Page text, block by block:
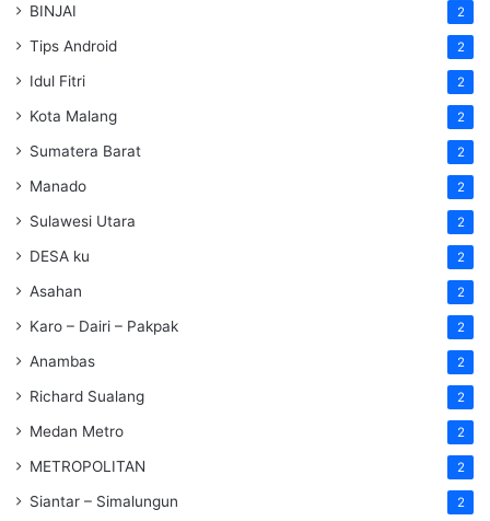
BINJAI 2
Tips Android 2
Idul Fitri 2
Kota Malang 2
Sumatera Barat 2
Manado 2
Sulawesi Utara 2
DESA ku 2
Asahan 2
Karo – Dairi – Pakpak 2
Anambas 2
Richard Sualang 2
Medan Metro 2
METROPOLITAN 2
Siantar – Simalungun 2